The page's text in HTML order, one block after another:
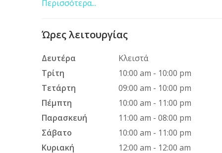
Κοτόπουλο Σουβλάκι
Μπιφτέκι «Ellinikon»
Μιξ Γκρίλ (για 2 Άτομα)
Περισσότερα...
Ώρες λειτουργίας
Δευτέρα
Κλειστά
Τρίτη
10:00 am - 10:00 pm
Τετάρτη
09:00 am - 10:00 pm
Πέμπτη
10:00 am - 11:00 pm
Παρασκευή
11:00 am - 08:00 pm
Σάβατο
10:00 am - 11:00 pm
Κυριακή
12:00 am - 12:00 am